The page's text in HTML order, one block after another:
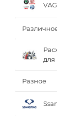
VAG
для
Разное